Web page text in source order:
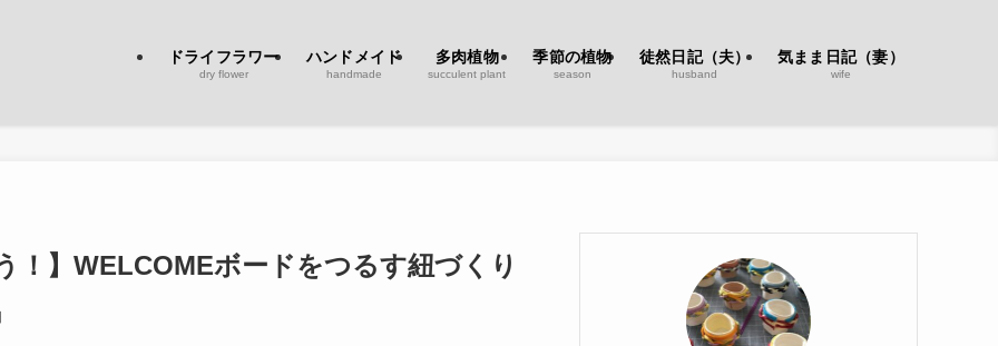
ドライフラワー
dry flower
ハンドメイド
handmade
多肉植物
succulent plant
季節の植物
season
徒然日記（夫）
husband
気まま日記（妻）
wife
！】WELCOMEボードをつるす紐づくり